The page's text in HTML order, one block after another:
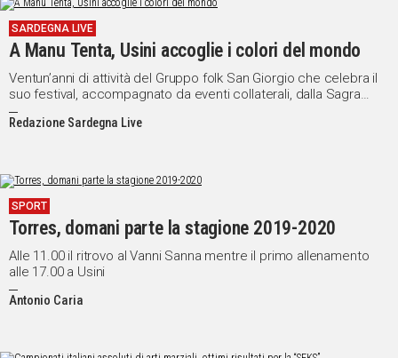
SARDEGNA LIVE
A Manu Tenta, Usini accoglie i colori del mondo
Ventun’anni di attività del Gruppo folk San Giorgio che celebra il
suo festival, accompagnato da eventi collaterali, dalla Sagra
degli Andarinos e l’Ajo a ippuntare estate
Redazione Sardegna Live
SPORT
Torres, domani parte la stagione 2019-2020
Alle 11.00 il ritrovo al Vanni Sanna mentre il primo allenamento
alle 17.00 a Usini
Antonio Caria